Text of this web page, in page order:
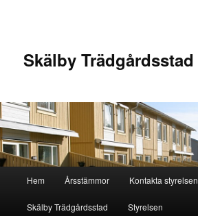
Skälby Trädgårdsstad
Hem Årsstämmor Kontakta styrelsen
Skälby Trädgårdsstad Styrelsen